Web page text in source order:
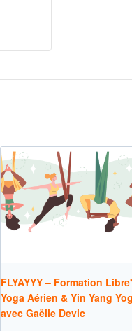
FLYAYYY – Formation
Yoga Aérien & Yin Yang
avec Gaëlle Devic